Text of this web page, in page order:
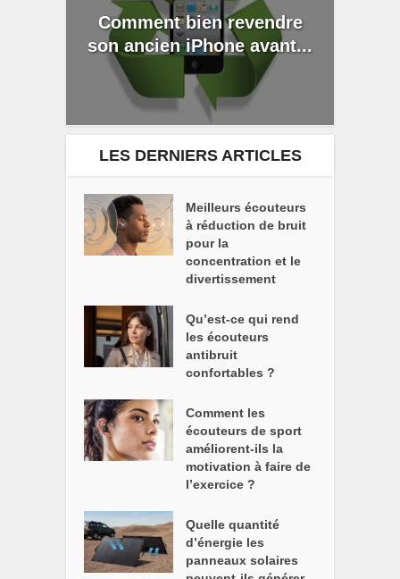
Comment bien revendre
son ancien iPhone avant...
LES DERNIERS ARTICLES
Meilleurs écouteurs
à réduction de bruit
pour la
concentration et le
divertissement
Qu’est-ce qui rend
les écouteurs
antibruit
confortables ?
Comment les
écouteurs de sport
améliorent-ils la
motivation à faire de
l’exercice ?
Quelle quantité
d’énergie les
panneaux solaires